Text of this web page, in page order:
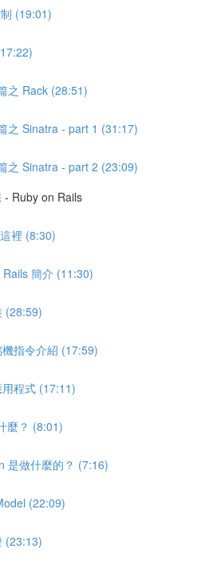
(19:01)
之 Rack (28:51)
之 Sinatra - part 1 (31:17)
之 Sinatra - part 2 (23:09)
- Ruby on Rails
裡 (8:30)
簡介 (11:30)
(28:59)
指令介紹 (17:59)
程式 (17:11)
麼？ (8:01)
是做什麼的？ (7:16)
(22:09)
(23:13)